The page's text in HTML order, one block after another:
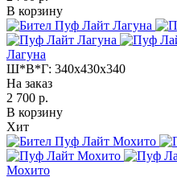
В корзину
Лагуна
Ш*В*Г: 340x430x340
На заказ
2 700 р.
В корзину
Хит
Мохито